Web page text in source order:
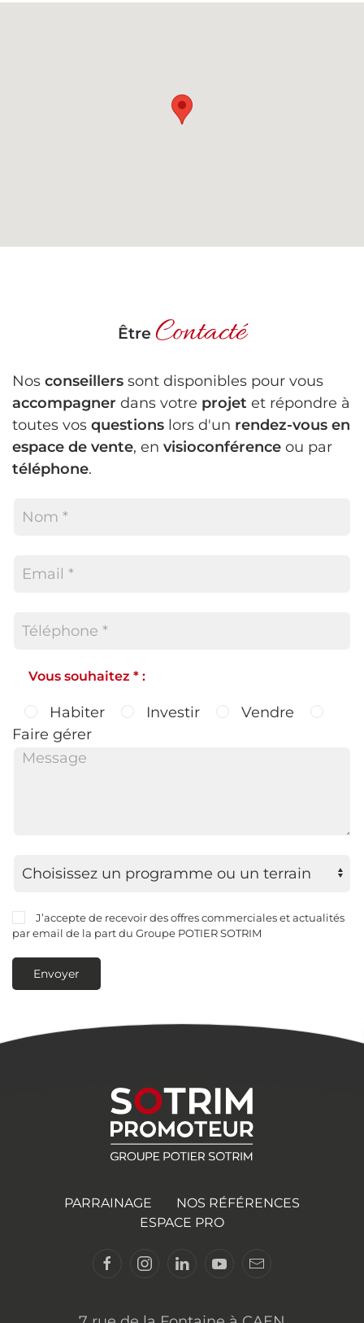
Être Contacté
Nos conseillers sont disponibles pour vous
accompagner dans votre projet et répondre à
toutes vos questions lors d'un rendez-vous en
espace de vente, en visioconférence ou par
téléphone.
Vous souhaitez * :
Habiter Investir
Vendre
Faire gérer
J’accepte de recevoir des offres commerciales et actualités
par email de la part du Groupe POTIER SOTRIM
Envoyer
PARRAINAGE
NOS RÉFÉRENCES
ESPACE PRO